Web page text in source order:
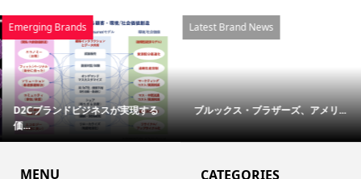
Emerging Brands
D2Cブランドビジネスが実現する
価...
Latest Brand News
ブルックス・ブラザーズ、アメリ...
MENU CATEGORIES